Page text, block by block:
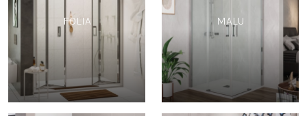
FOLIA MALU